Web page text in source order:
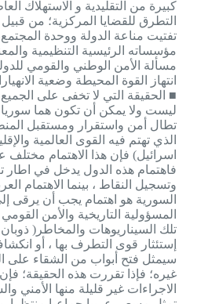
كبيرة من التقليدية و الاستهلاك
التطرق للقضايا المركزية؛ من
تفتيت مناعة الدولة ووحدة المجتمع،
مؤسساته الرئيسية التنظيمية
مسألة الأمن الوطني والقومي
انتهاز القوة المحيطة وضعية
■ الحقيقة التي لا تخفى على
ليست ولا يمكن أن تكون هما سوريا
تطال أمن واستقرار ومستقبل
الذي تهتم فيه القوى العالمية
اسرائيل) فإن هذا الاهتمام مختلف
فاهتمام هذه الدول يدخل في اطار
وتسجيل النقاط ، بينما الاهتمام
السورية هو اهتمام يجب أن يرقى
المسؤولية التاريخية والأمن
تلك السيناريوهات والمخاطر( ذوبان
إستئثار قوى التطرف بها ، أو
سيمثل فتح أبواب من الشقاء على
غيره؛ فإذا تقررت هذه الحقيقة؛
الاجراءات غير قليلة منها الأمني